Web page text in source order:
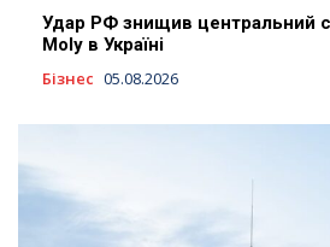
Удар РФ знищив центральний
Moly в Україні
Бізнес 05.08.2026